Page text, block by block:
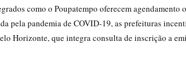
como o Poupatempo oferecem
pela pandemia de COVID-19, as prefeituras
Horizonte, que integra consulta de inscrição a